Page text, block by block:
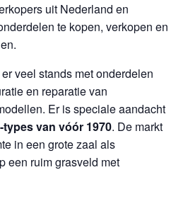
uit Nederland en
te kopen, verkopen en
veel stands met onderdelen
en reparatie van
Er is speciale aandacht
types van vóór 1970. De markt
in een grote zaal als
een ruim grasveld met